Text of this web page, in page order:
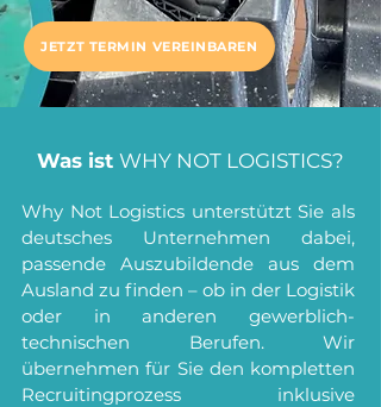
JETZT TERMIN VEREINBAREN
Was ist WHY NOT LOGISTICS?
Why Not Logistics unterstützt Sie als
deutsches Unternehmen dabei,
passende Auszubildende aus dem
Ausland zu finden – ob in der Logistik
oder in anderen gewerblich-
technischen Berufen. Wir
übernehmen für Sie den kompletten
Recruitingprozess inklusive